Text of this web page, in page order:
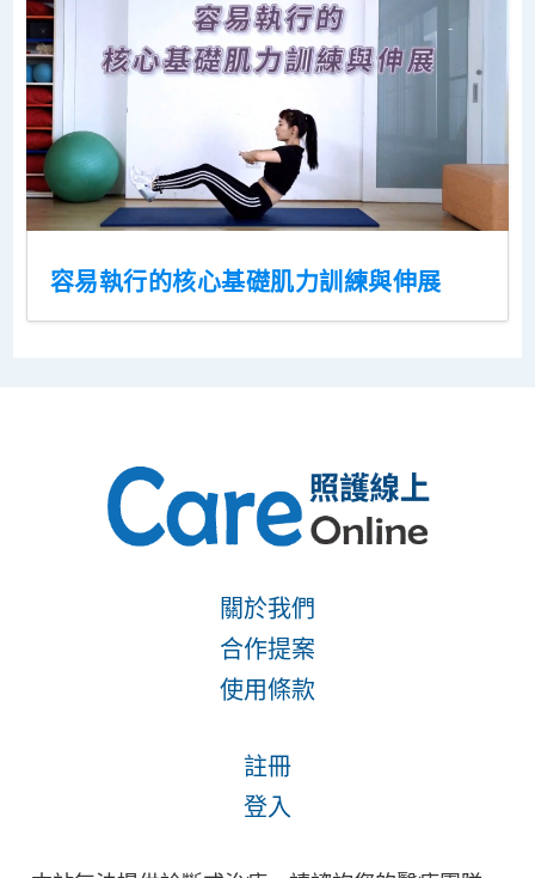
容易執行的核心基礎肌力訓練與伸展
關於我們
合作提案
使用條款
註冊
登入